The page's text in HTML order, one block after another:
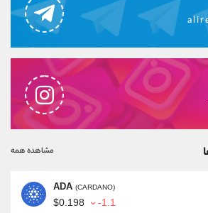
مشاهده همه
ADA (CARDANO)
$0.198 -1.1